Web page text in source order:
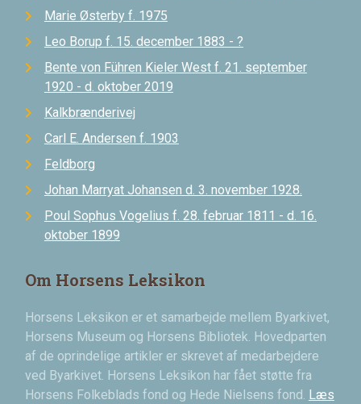
Marie Østerby f. 1975
Leo Borup f. 15. december 1883 - ?
Bente von Führen Kieler West f. 21. september
1920 - d. oktober 2019
Kalkbrænderivej
Carl E. Andersen f. 1903
Feldborg
Johan Marryat Johansen d. 3. november 1928.
Poul Sophus Vogelius f. 28. februar 1811 - d. 16.
oktober 1899
Om Horsens Leksikon
Horsens Leksikon er et samarbejde mellem Byarkivet,
Horsens Museum og Horsens Bibliotek. Hovedparten
af de oprindelige artikler er skrevet af medarbejdere
ved Byarkivet. Horsens Leksikon har fået støtte fra
Horsens Folkeblads fond og Hede Nielsens fond. Læs